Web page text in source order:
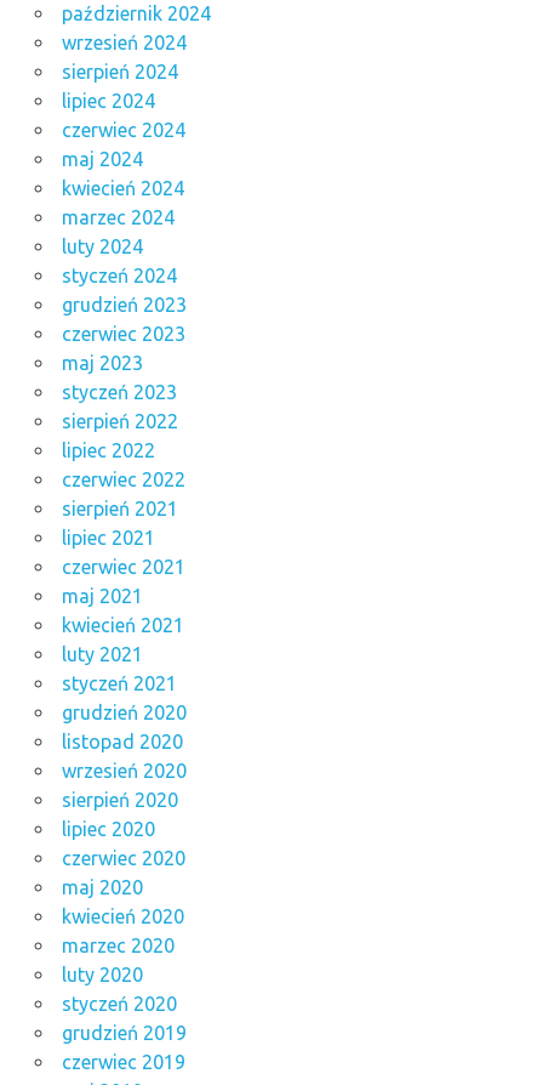
październik 2024
wrzesień 2024
sierpień 2024
lipiec 2024
czerwiec 2024
maj 2024
kwiecień 2024
marzec 2024
luty 2024
styczeń 2024
grudzień 2023
czerwiec 2023
maj 2023
styczeń 2023
sierpień 2022
lipiec 2022
czerwiec 2022
sierpień 2021
lipiec 2021
czerwiec 2021
maj 2021
kwiecień 2021
luty 2021
styczeń 2021
grudzień 2020
listopad 2020
wrzesień 2020
sierpień 2020
lipiec 2020
czerwiec 2020
maj 2020
kwiecień 2020
marzec 2020
luty 2020
styczeń 2020
grudzień 2019
czerwiec 2019